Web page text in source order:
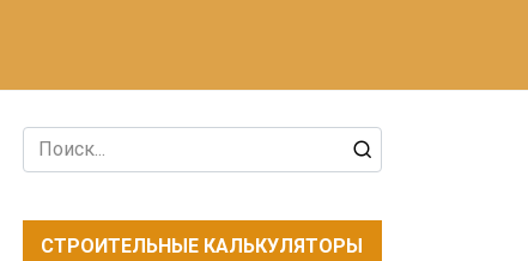
Search
for:
СТРОИТЕЛЬНЫЕ КАЛЬКУЛЯТОРЫ